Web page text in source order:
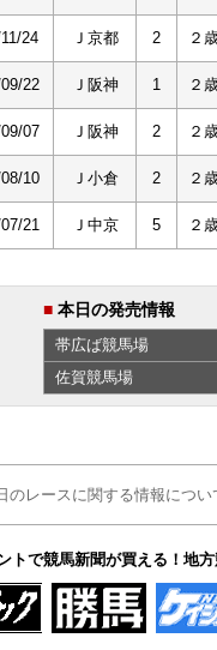
24 Ｊ京都 2 ２
22 Ｊ阪神 1 ２
07 Ｊ阪神 2 ２
10 Ｊ小倉 2 ２
21 Ｊ中京 5 ２
■ 本日の発売情報
帯広ば競馬場
佐賀競馬場
のレースに関する情報につ
トで競馬新聞が買える！地